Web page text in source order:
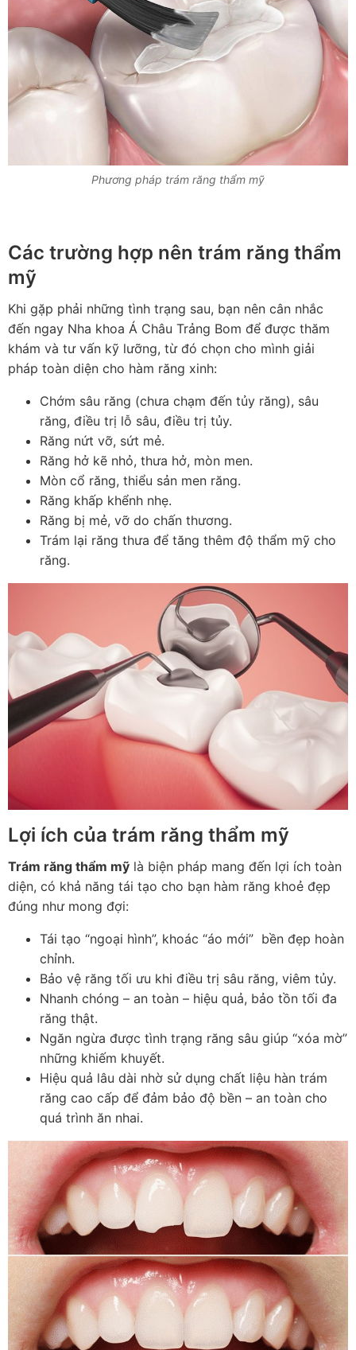
Phương pháp trám răng thẩm mỹ
Các trường hợp nên trám răng thẩm
mỹ
Khi gặp phải những tình trạng sau, bạn nên cân nhắc
đến ngay Nha khoa Á Châu Trảng Bom để được thăm
khám và tư vấn kỹ lưỡng, từ đó chọn cho mình giải
pháp toàn diện cho hàm răng xinh:
Chớm sâu răng (chưa chạm đến tủy răng), sâu
răng, điều trị lỗ sâu, điều trị tủy.
Răng nứt vỡ, sứt mẻ.
Răng hở kẽ nhỏ, thưa hở, mòn men.
Mòn cổ răng, thiểu sản men răng.
Răng khấp khểnh nhẹ.
Răng bị mẻ, vỡ do chấn thương.
Trám lại răng thưa để tăng thêm độ thẩm mỹ cho
răng.
Lợi ích của trám răng thẩm mỹ
Trám răng thẩm mỹ là biện pháp mang đến lợi ích toàn
diện, có khả năng tái tạo cho bạn hàm răng khoẻ đẹp
đúng như mong đợi:
Tái tạo “ngoại hình”, khoác “áo mới” bền đẹp hoàn
chỉnh.
Bảo vệ răng tối ưu khi điều trị sâu răng, viêm tủy.
Nhanh chóng – an toàn – hiệu quả, bảo tồn tối đa
răng thật.
Ngăn ngừa được tình trạng răng sâu giúp “xóa mờ”
những khiếm khuyết.
Hiệu quả lâu dài nhờ sử dụng chất liệu hàn trám
răng cao cấp để đảm bảo độ bền – an toàn cho
quá trình ăn nhai.